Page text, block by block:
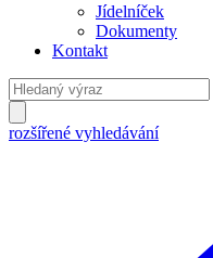
Jídelníček
Dokumenty
Kontakt
rozšířené vyhledávání